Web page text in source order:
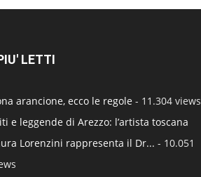
LETTI
arancione, ecco le regole - 11.304 views
e leggende di Arezzo: l’artista toscana
Lorenzini rappresenta il Dr... - 10.051